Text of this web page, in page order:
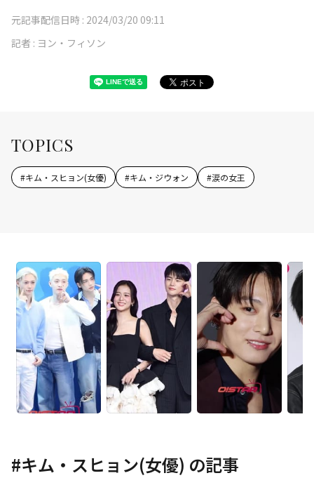
元記事配信日時 : 2024/03/20 09:11
記者 : ヨン・フィソン
TOPICS
#キム・スヒョン(女優) #キム・ジウォン #涙の女王
#キム・スヒョン(女優) の記事